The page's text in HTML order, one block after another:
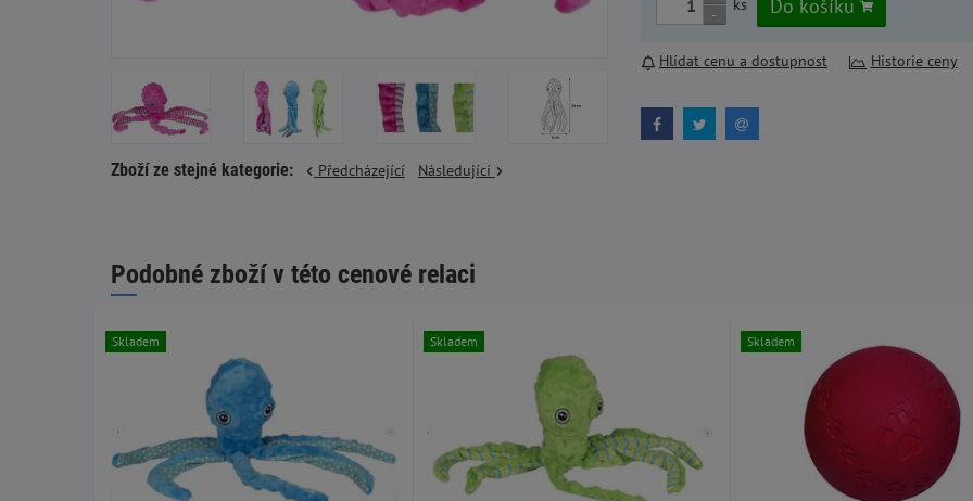
Zboží ze stejné kategorie: Předcházející Následující
-
ks Do košíku
Hlídat cenu a dostupnost Historie ceny
Podobné zboží v této cenové relaci
Skladem Skladem Skladem